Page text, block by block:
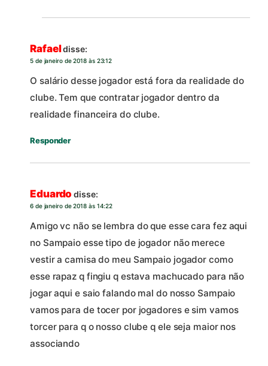
Rafaeldisse:
5 de janeiro de 2018 às 23:12
O salário desse jogador está fora da realidade do
clube. Tem que contratar jogador dentro da
realidade financeira do clube.
Responder
Eduardo disse:
6 de janeiro de 2018 às 14:22
Amigo vc não se lembra do que esse cara fez aqui
no Sampaio esse tipo de jogador não merece
vestir a camisa do meu Sampaio jogador como
esse rapaz q fingiu q estava machucado para não
jogar aqui e saio falando mal do nosso Sampaio
vamos para de tocer por jogadores e sim vamos
torcer para q o nosso clube q ele seja maior nos
associando